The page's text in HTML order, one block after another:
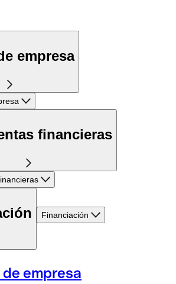
empresa
financieras
Financiación
empresa